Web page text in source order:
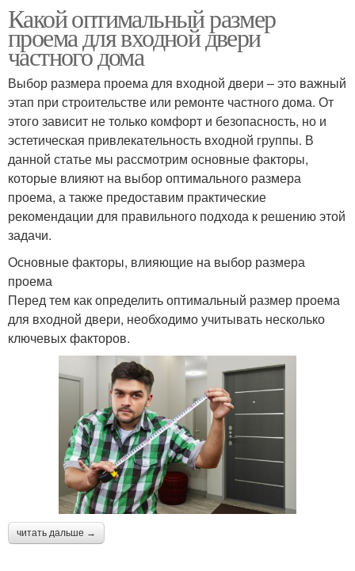
Какой оптимальный размер
проема для входной двери
частного дома
Выбор размера проема для входной двери – это важный
этап при строительстве или ремонте частного дома. От
этого зависит не только комфорт и безопасность, но и
эстетическая привлекательность входной группы. В
данной статье мы рассмотрим основные факторы,
которые влияют на выбор оптимального размера
проема, а также предоставим практические
рекомендации для правильного подхода к решению этой
задачи.
Основные факторы, влияющие на выбор размера
проема
Перед тем как определить оптимальный размер проема
для входной двери, необходимо учитывать несколько
ключевых факторов.
читать дальше →